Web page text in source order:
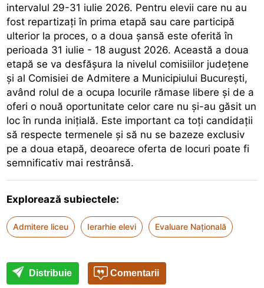
intervalul 29-31 iulie 2026. Pentru elevii care nu au
fost repartizați în prima etapă sau care participă
ulterior la proces, o a doua șansă este oferită în
perioada 31 iulie - 18 august 2026. Această a doua
etapă se va desfășura la nivelul comisiilor județene
și al Comisiei de Admitere a Municipiului București,
având rolul de a ocupa locurile rămase libere și de a
oferi o nouă oportunitate celor care nu și-au găsit un
loc în runda inițială. Este important ca toți candidații
să respecte termenele și să nu se bazeze exclusiv
pe a doua etapă, deoarece oferta de locuri poate fi
semnificativ mai restrânsă.
Explorează subiectele:
Admitere liceu Ierarhie elevi Evaluare Națională
Distribuie Comentarii